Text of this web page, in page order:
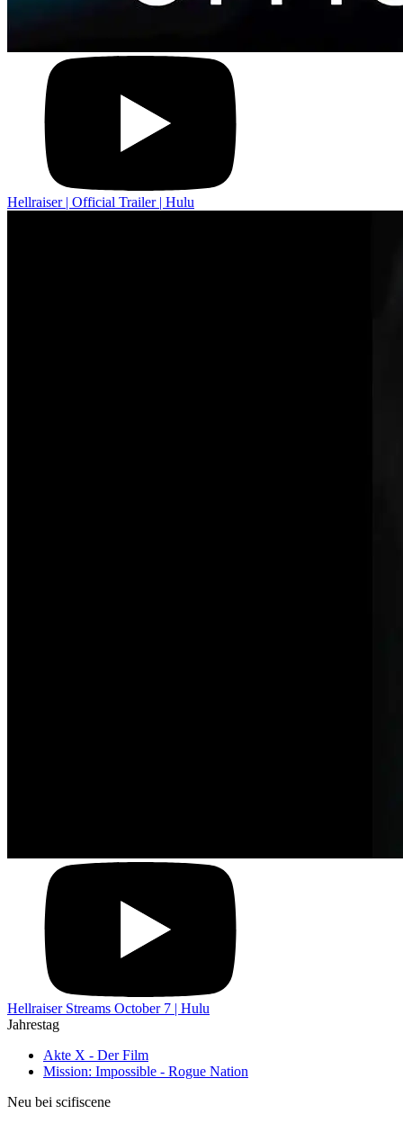
Hellraiser | Official Trailer | Hulu
Hellraiser Streams October 7 | Hulu
Jahrestag
Akte X - Der Film
Mission: Impossible - Rogue Nation
Neu bei scifiscene